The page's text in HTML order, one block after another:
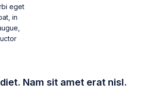
eget
in
Nam sit amet erat nisl.